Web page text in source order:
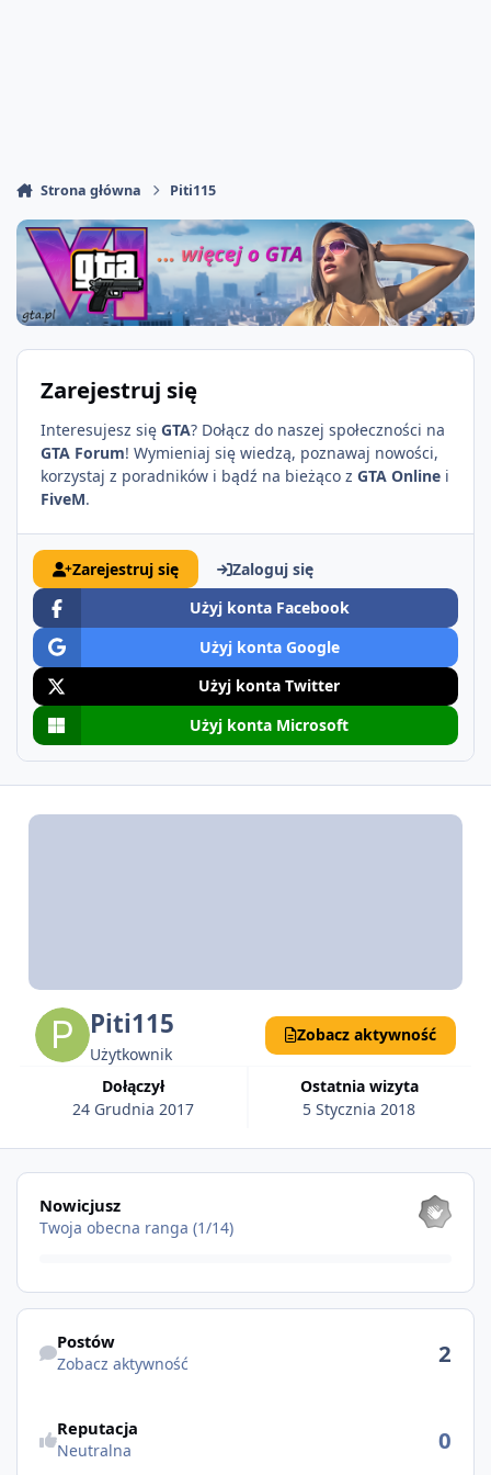
Strona główna Piti115
Zarejestruj się
Interesujesz się GTA? Dołącz do naszej społeczności na
GTA Forum! Wymieniaj się wiedzą, poznawaj nowości,
korzystaj z poradników i bądź na bieżąco z GTA Online i
FiveM.
Zarejestruj się
Zaloguj się
Użyj konta Facebook
Użyj konta Google
Użyj konta Twitter
Użyj konta Microsoft
Piti115
Użytkownik
Dołączył
24 Grudnia 2017
Ostatnia wizyta
5 Stycznia 2018
Zobacz aktywność
Pokaż wszystkie
Nowicjusz
Twoja obecna ranga (1/14)
Zobacz aktywność
Postów
Zobacz aktywność 2
Reputacja
Neutralna 0